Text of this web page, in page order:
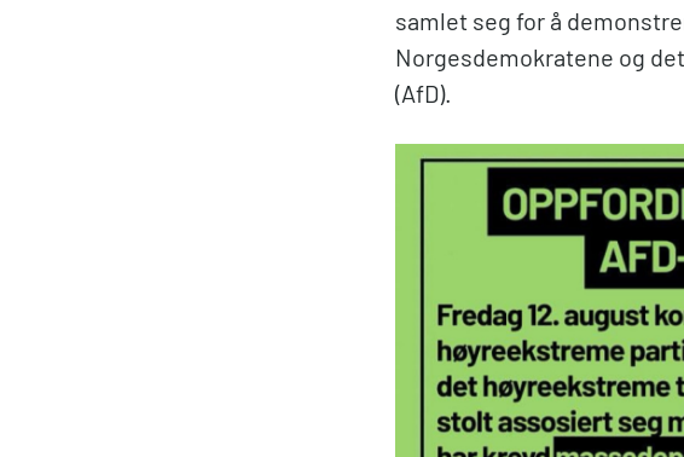
samlet seg for å
Norgesdemokratene og
(AfD).